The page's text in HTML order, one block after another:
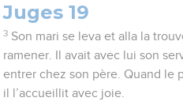
Juges 19
3 Son mari se leva et alla la
ramener. Il avait avec lui son
entrer chez son père. Quand le
il l’accueillit avec joie.